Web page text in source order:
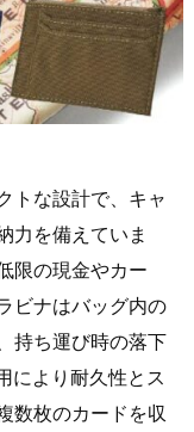
トな設計で、キャ
力を備えていま
限の現金やカー
ビナはバッグ内の
持ち運び時の落下
により耐久性とス
数枚のカードを収